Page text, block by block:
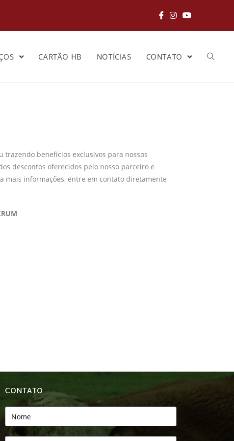
CARTÃO HB NOTÍCIAS CONTATO
trazendo benefícios exclusivos para nossos
descontos oferecidos pelo nosso parceiro e
mais informações, entre em contato diretamente
CONTATO